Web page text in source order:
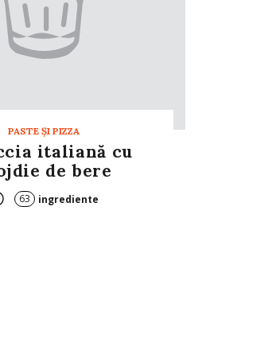
PASTE ŞI PIZZA
italiană cu
de bere
63 ingrediente